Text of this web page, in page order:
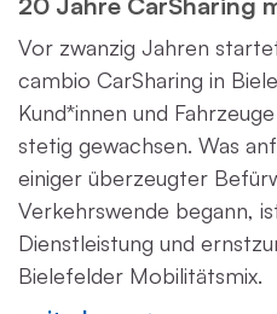
Vor zwanzig Jahren
cambio CarSharing in
Kund*innen und
stetig gewachsen. Was
einiger überzeugter
Verkehrswende begann,
Dienstleistung und
Bielefelder Mobilitätsmix.